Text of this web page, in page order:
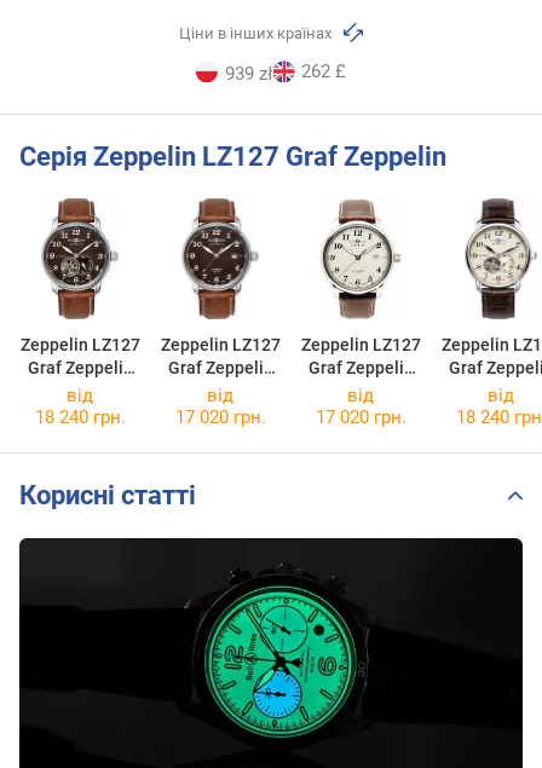
Ціни в інших країнах
939 zł 262 £
Серія Zeppelin LZ127 Graf Zeppelin
Zeppelin LZ127
Graf Zeppelin
7666-4
Zeppelin LZ127
Graf Zeppelin
8656-3
Zeppelin LZ127
Graf Zeppelin
7656-5
Zeppelin
Graf
7666-5
від
18 240 грн.
від
17 020 грн.
від
17 020 грн.
від
18 240
Корисні статті